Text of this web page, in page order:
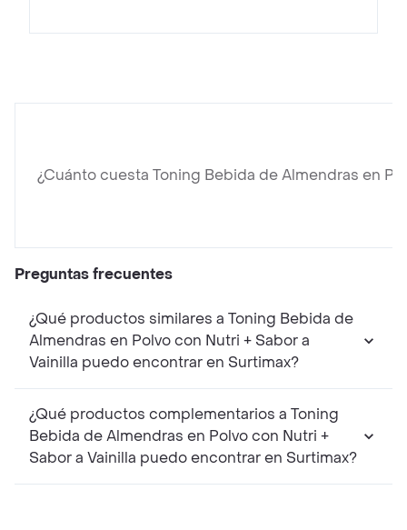
¿Cuánto cuesta Toning Bebida de Almendras en
Preguntas frecuentes
¿Qué productos similares a Toning Bebida de
Almendras en Polvo con Nutri + Sabor a
Vainilla puedo encontrar en Surtimax?
¿Qué productos complementarios a Toning
Bebida de Almendras en Polvo con Nutri +
Sabor a Vainilla puedo encontrar en Surtimax?